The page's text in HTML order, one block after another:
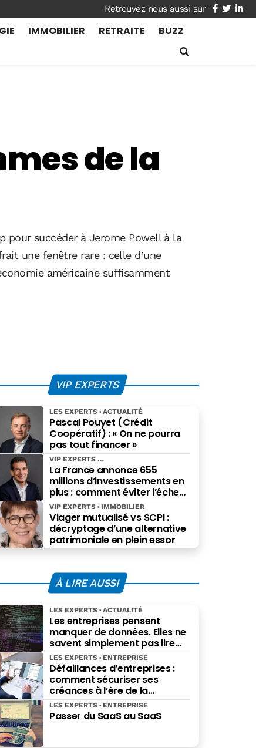
facebook
twitter
IMMOBILIER RETRAITE BUZZ
de la
pour succéder à Jerome Powell à la
une fenêtre rare : celle d’une
américaine suffisamment
VIP EXPERTS
Pascal Pouyet (Crédit
Coopératif) : « On ne pourra
pas tout financer »
LES EXPERTS ACTUALITÉ
La France annonce 655
millions d’investissements en
plus : comment éviter l’échec
des projets à grande échelle ?
VIP EXPERTS
Viager mutualisé vs SCPI :
décryptage d’une alternative
patrimoniale en plein essor
VIP EXPERTS IMMOBILIER
À LIRE AUSSI
Les entreprises pensent
manquer de données. Elles ne
savent simplement pas lire
celles qu’elles possèdent déjà.
LES EXPERTS ACTUALITÉ
Défaillances d’entreprises :
comment sécuriser ses
créances à l’ère de la
facturation électronique ?
LES EXPERTS ENTREPRISE
Passer du SaaS au SaaS
LES EXPERTS ENTREPRISE